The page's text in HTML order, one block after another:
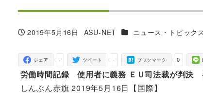
投稿日
2019年5月16日
著
ASU-NET カテゴリー
ニュース・トピックス
-
シェア -
ツイート 0
ブックマーク
労働時間記録 使用者に義務 ＥＵ司法裁が判決
しんぶん赤旗 2019年5月16日【国際】